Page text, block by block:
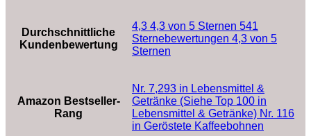
Durchschnittliche
Kundenbewertung
4,3 4,3 von 5 Sternen 541
Sternebewertungen 4,3 von 5
Sternen
Amazon Bestseller-
Rang
Nr. 7,293 in Lebensmittel &
Getränke (Siehe Top 100 in
Lebensmittel & Getränke) Nr. 116
in Geröstete Kaffeebohnen